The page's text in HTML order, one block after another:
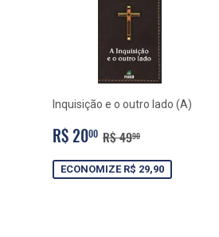
Inquisição e o outro lado (A)
PREÇO
PROMOCIONAL
R$ 2000 R$
20,00
PREÇO NORMAL
R$ 4990
ECONOMIZE R$ 29,90